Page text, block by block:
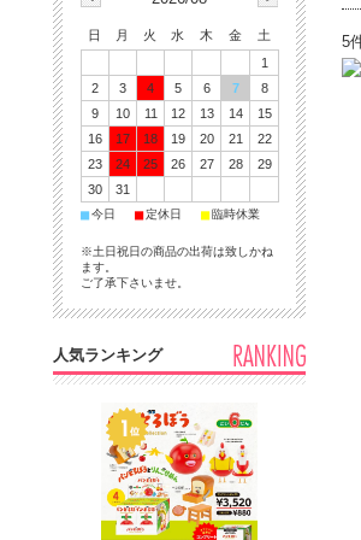
5
日 月 火 水 木 金
土
1
2
3 4 5 6 7
8
9
10 11 12 13 14
15
16
17 18 19 20 21
22
23
24 25 26 27 28
29
30
31
■今日 ■定休日 ■臨時休業
※土日祝日の商品の出荷は致しかね
ます。
ご了承下さいませ。
人気ランキング